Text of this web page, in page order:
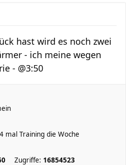
hast wird es noch zwei
- ich meine wegen
- @3:50
mal Training die Woche
Zugriffe: 16854523